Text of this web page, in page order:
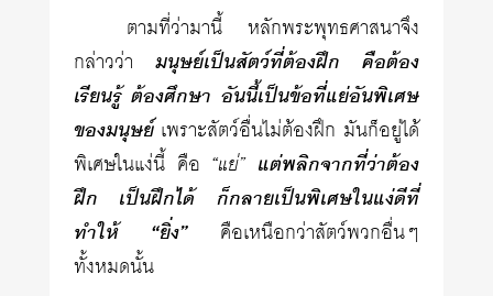
ตามที่ว่ามานี้ หลักพระพุทธศาสนาจึง
กล่าวว่า มนุษย์เป็นสัตว์ที่ต้องฝึก คือต้อง
เรียนรู้ ต้องศึกษา อันนี้เป็นข้อที่แย่อันพิเศษ
ของมนุษย์เพราะสัตว์อื่นไม่ต้องฝึก มันก็อยู่ได้
พิเศษในแง่นี้ คือ “แย่” แต่พลิกจากที่ว่าต้อง
ฝึก เป็นฝึกได้ ก็กลายเป็นพิเศษในแง่ดีที่
ทำให้ “ยิ่ง” คือเหนือกว่าสัตว์พวกอื่นๆ
ทั้งหมดนั้น